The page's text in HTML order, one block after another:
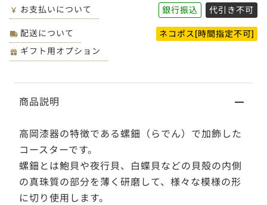
お支払いについて 銀行振込 代引き不可
配送について
ネコポス[時間指定不可]
ギフト用オプション
商品説明
高岡漆器の特徴である螺鈿（らでん）で加飾した
コースターです。
螺鈿とは鮑貝や夜行貝、白蝶貝などの貝殻の内側
の真珠質の部分を薄く研磨して、様々な模様の形
に切り使用します。